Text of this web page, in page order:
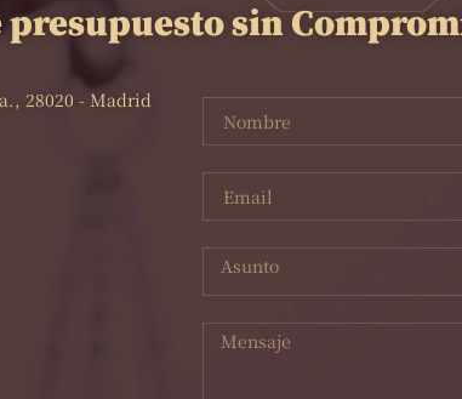
sin
28020 - Madrid